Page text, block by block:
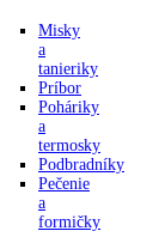
Misky
a
tanieriky
Príbor
Poháriky
a
termosky
Podbradníky
Pečenie
a
formičky